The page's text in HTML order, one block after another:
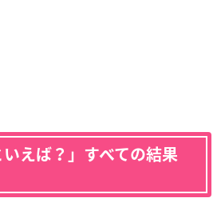
いえば？」すべての結果